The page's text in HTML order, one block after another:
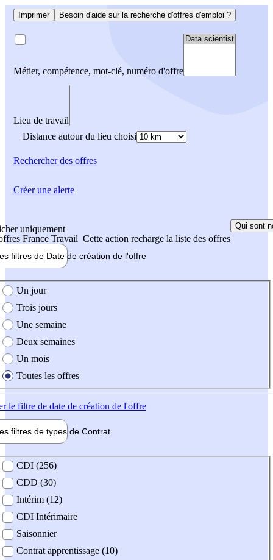
Imprimer Besoin d'aide sur la recherche d'offres d'emploi ?
Métier, compétence, mot-clé, numéro d'offre
Lieu de travail
Distance autour du lieu choisi
Rechercherdes offres
uniquement
France Travail Cette action recharge la liste des offres
Qui sont
filtres de Date de création de l'offre
création de l'offre
Un jour
Trois jours
Une semaine
Deux semaines
Un mois
Toutes les offres
le filtre de date de création de l'offre
filtres de types de Contrat
contrat
CDI (256)
CDD (30)
Intérim (12)
CDI Intérimaire
Saisonnier
Contrat apprentissage (10)
Créer une alerte